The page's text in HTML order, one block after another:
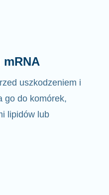
uszkodzeniem i
go do komórek,
lipidów lub